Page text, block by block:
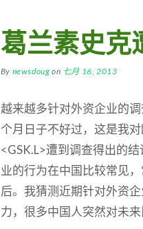
葛兰素史克
By newsdoug on 七月 16, 2013
越来越多针对外资企业的
个月日子不好过，这是我
<GSK.L>遭到调查得出的
业的行为在中国比较常见
后。我猜测近期针对外资
力，很多中国人突然对未来